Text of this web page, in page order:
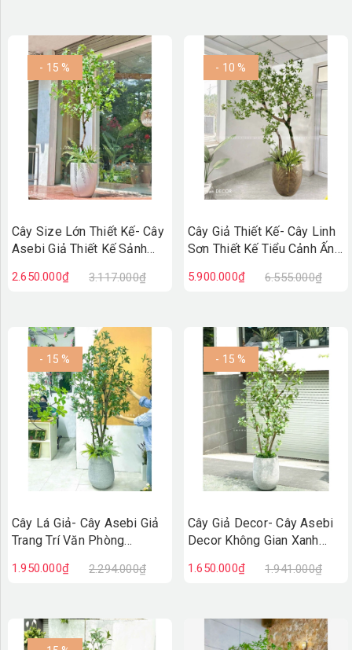
- 15 %
Cây Size Lớn Thiết Kế- Cây
Asebi Giả Thiết Kế Sảnh
Ấn Tượng (200cm)-CC1188
2.650.000₫ 3.117.000₫
- 10 %
Cây Giả Thiết Kế- Cây Linh
Sơn Thiết Kế Tiểu Cảnh Ấn
5.900.000₫ 6.555.000₫
- 15 %
Cây Lá Giả- Cây Asebi Giả
Trang Trí Văn Phòng
1.950.000₫ 2.294.000₫
- 15 %
Cây Giả Decor- Cây Asebi
Decor Không Gian Xanh
1.650.000₫ 1.941.000₫